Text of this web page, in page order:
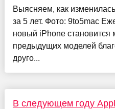
Выясняем, как
за 5 лет. Фото: 9to5mac
новый iPhone
предыдущих моделей
друго...
В следующем году